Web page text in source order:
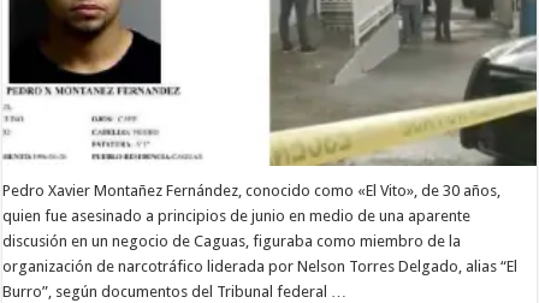
Pedro Xavier Montañez Fernández, conocido como «El Vito», de 30 años,
quien fue asesinado a principios de junio en medio de una aparente
discusión en un negocio de Caguas, figuraba como miembro de la
organización de narcotráfico liderada por Nelson Torres Delgado, alias “El
Burro”, según documentos del Tribunal federal …